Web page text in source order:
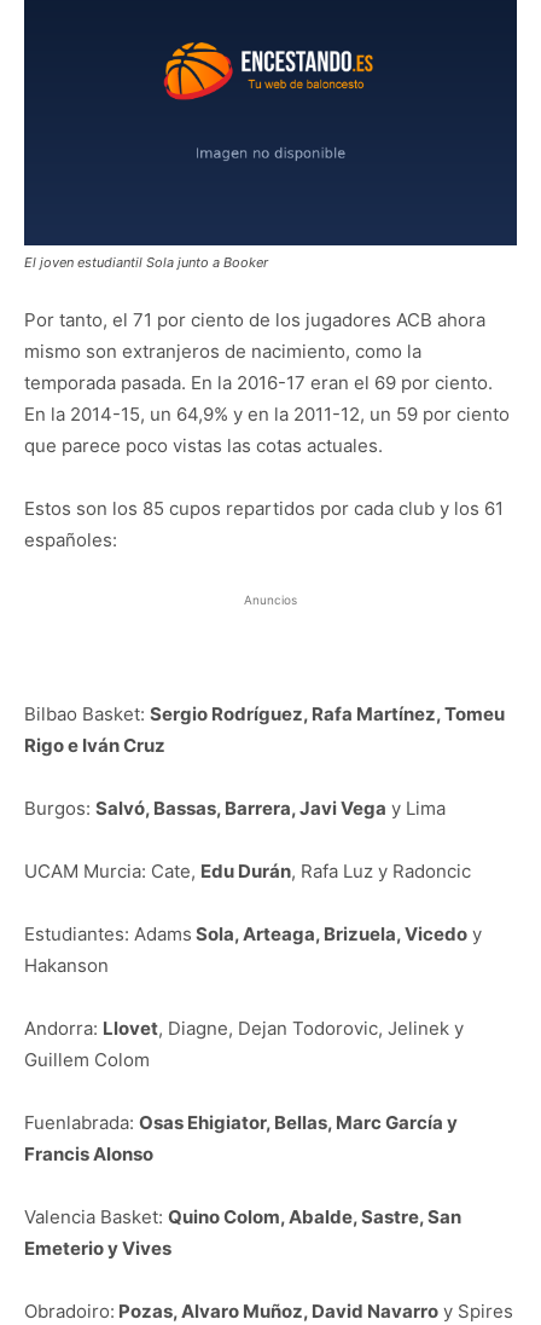
El joven estudiantil Sola junto a Booker
Por tanto, el 71 por ciento de los jugadores ACB ahora
mismo son extranjeros de nacimiento, como la
temporada pasada. En la 2016-17 eran el 69 por ciento.
En la 2014-15, un 64,9% y en la 2011-12, un 59 por ciento
que parece poco vistas las cotas actuales.
Estos son los 85 cupos repartidos por cada club y los 61
españoles:
Anuncios
Bilbao Basket: Sergio Rodríguez, Rafa Martínez, Tomeu
Rigo e Iván Cruz
Burgos: Salvó, Bassas, Barrera, Javi Vega y Lima
UCAM Murcia: Cate, Edu Durán, Rafa Luz y Radoncic
Estudiantes: Adams Sola, Arteaga, Brizuela, Vicedo y
Hakanson
Andorra: Llovet, Diagne, Dejan Todorovic, Jelinek y
Guillem Colom
Fuenlabrada: Osas Ehigiator, Bellas, Marc García y
Francis Alonso
Valencia Basket: Quino Colom, Abalde, Sastre, San
Emeterio y Vives
Obradoiro: Pozas, Alvaro Muñoz, David Navarro y Spires